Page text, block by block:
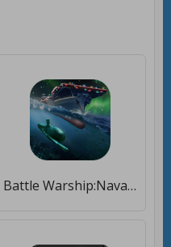
Battle Warship:Naval Empire [Бесплатные покупки]